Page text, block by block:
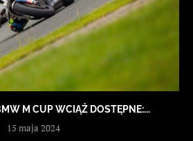
M CUP WCIĄŻ DOSTĘPNE:...
15 maja 2024